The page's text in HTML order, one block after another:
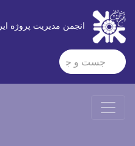
انجمن مدیریت پروژه ایران